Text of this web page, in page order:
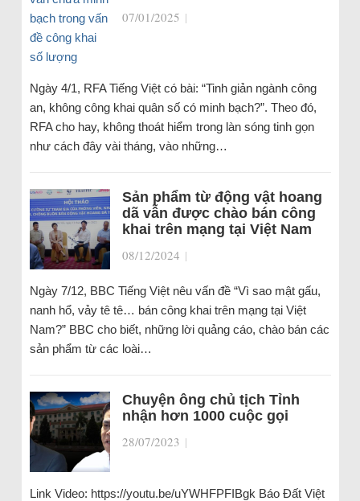
07/01/2025 |
Ngày 4/1, RFA Tiếng Việt có bài: “Tinh giản ngành công
an, không công khai quân số có minh bạch?”. Theo đó,
RFA cho hay, không thoát hiểm trong làn sóng tinh gọn
như cách đây vài tháng, vào những…
Sản phẩm từ động vật hoang
dã vẫn được chào bán công
khai trên mạng tại Việt Nam
08/12/2024 |
Ngày 7/12, BBC Tiếng Việt nêu vấn đề “Vì sao mật gấu,
nanh hổ, vảy tê tê… bán công khai trên mạng tại Việt
Nam?” BBC cho biết, những lời quảng cáo, chào bán các
sản phẩm từ các loài…
Chuyện ông chủ tịch Tỉnh
nhận hơn 1000 cuộc gọi
28/07/2023 |
Link Video: https://youtu.be/uYWHFPFIBgk Báo Đất Việt